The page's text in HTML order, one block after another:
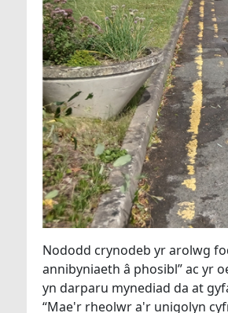
Nododd crynodeb yr arolwg
annibyniaeth â phosibl” ac yr
yn darparu mynediad da at
“Mae'r rheolwr a'r unigolyn